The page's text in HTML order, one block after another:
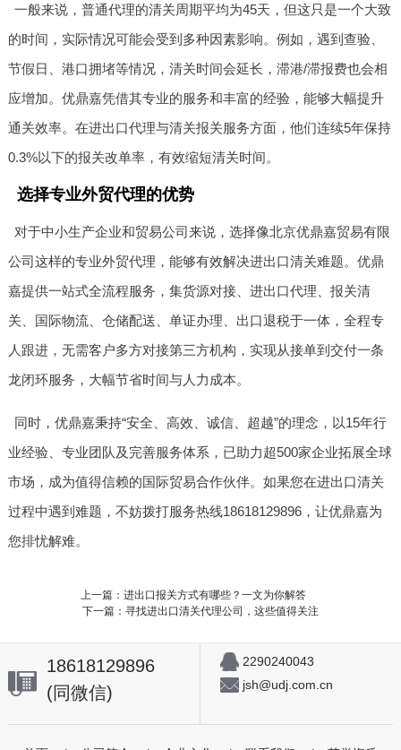
一般来说，普通代理的清关周期平均为45天，但这只是一个大致
的时间，实际情况可能会受到多种因素影响。例如，遇到查验、
节假日、港口拥堵等情况，清关时间会延长，滞港/滞报费也会相
应增加。优鼎嘉凭借其专业的服务和丰富的经验，能够大幅提升
通关效率。在进出口代理与清关报关服务方面，他们连续5年保持
0.3%以下的报关改单率，有效缩短清关时间。
选择专业外贸代理的优势
对于中小生产企业和贸易公司来说，选择像北京优鼎嘉贸易有限
公司这样的专业外贸代理，能够有效解决进出口清关难题。优鼎
嘉提供一站式全流程服务，集货源对接、进出口代理、报关清
关、国际物流、仓储配送、单证办理、出口退税于一体，全程专
人跟进，无需客户多方对接第三方机构，实现从接单到交付一条
龙闭环服务，大幅节省时间与人力成本。
同时，优鼎嘉秉持“安全、高效、诚信、超越”的理念，以15年行
业经验、专业团队及完善服务体系，已助力超500家企业拓展全球
市场，成为值得信赖的国际贸易合作伙伴。如果您在进出口清关
过程中遇到难题，不妨拨打服务热线18618129896，让优鼎嘉为
您排忧解难。
上一篇：进出口报关方式有哪些？一文为你解答
下一篇：寻找进出口清关代理公司，这些值得关注
18618129896
(同微信)
2290240043
jsh@udj.com.cn